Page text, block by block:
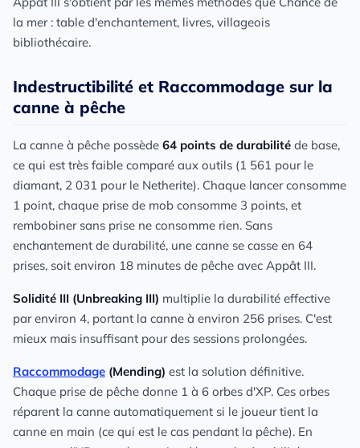
la mer : table d'enchantement, livres, villageois
bibliothécaire.
Indestructibilité et Raccommodage sur la
canne à pêche
La canne à pêche possède 64 points de durabilité de base,
ce qui est très faible comparé aux outils (1 561 pour le
diamant, 2 031 pour le Netherite). Chaque lancer consomme
1 point, chaque prise de mob consomme 3 points, et
rembobiner sans prise ne consomme rien. Sans
enchantement de durabilité, une canne se casse en 64
prises, soit environ 18 minutes de pêche avec Appât III.
Solidité III (Unbreaking III) multiplie la durabilité effective
par environ 4, portant la canne à environ 256 prises. C'est
mieux mais insuffisant pour des sessions prolongées.
Raccommodage (Mending) est la solution définitive.
Chaque prise de pêche donne 1 à 6 orbes d'XP. Ces orbes
réparent la canne automatiquement si le joueur tient la
canne en main (ce qui est le cas pendant la pêche). En